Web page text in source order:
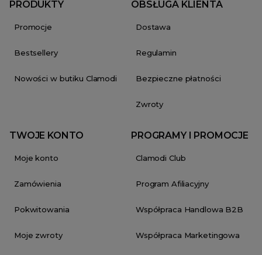
PRODUKTY
Promocje
Bestsellery
Nowości w butiku Clamodi
OBSŁUGA KLIENTA
Dostawa
Regulamin
Bezpieczne płatności
Zwroty
TWOJE KONTO
Moje konto
Zamówienia
Pokwitowania
Moje zwroty
PROGRAMY I PROMOCJE
Clamodi Club
Program Afiliacyjny
Współpraca Handlowa B2B
Współpraca Marketingowa